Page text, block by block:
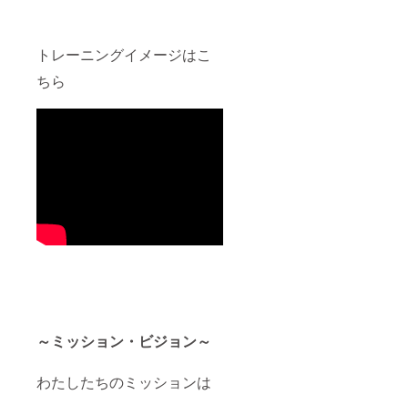
トレーニングイメージはこ
ちら
～ミッション・ビジョン～
わたしたちのミッションは